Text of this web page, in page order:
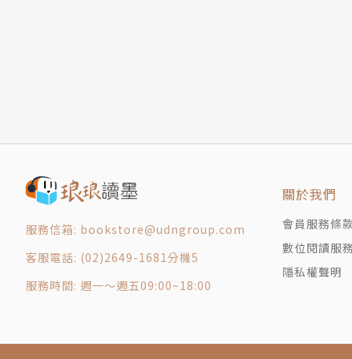
服務信箱: bookstore@udngroup.com
客服電話: (02)2649-1681分機5
服務時間: 週一～週五09:00~18:00
關於我們
會員服務條款
數位閱讀服
隱私權聲明